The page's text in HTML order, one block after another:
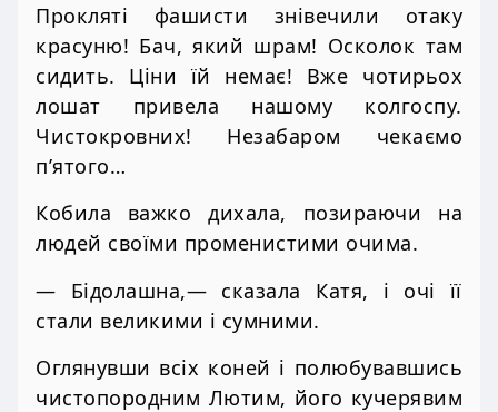
Прокляті фашисти знівечили отаку
красуню! Бач, який шрам! Осколок там
сидить. Ціни їй немає! Вже чотирьох
лошат привела нашому колгоспу.
Чистокровних! Незабаром чекаємо
п’ятого…
Кобила важко дихала, позираючи на
людей своїми променистими очима.
— Бідолашна,— сказала Катя, і очі її
стали великими і сумними.
Оглянувши всіх коней і полюбувавшись
чистопородним Лютим, його кучерявим